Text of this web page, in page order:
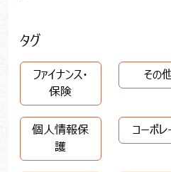
タグ
ファイナンス・
保険
その
個人情報保
護
コーポレ